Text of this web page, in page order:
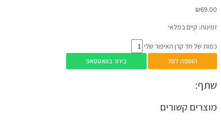
₪69.00
זמינות: קיים במלאי
כמות של חד קרן האיפור שלי
הוספה לסל
בירור בוואטסאפ
שתף:
מוצרים קשורים